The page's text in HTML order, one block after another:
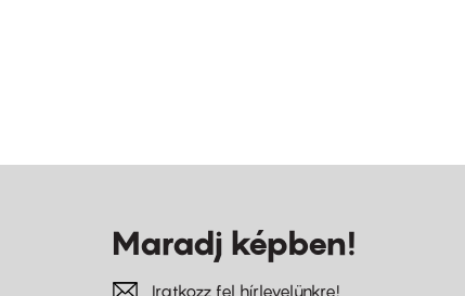
Maradj képben!
Iratkozz fel hírlevelünkre!